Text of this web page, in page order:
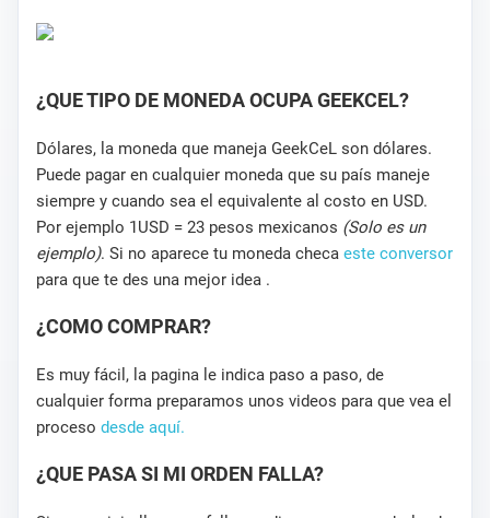
¿QUE TIPO DE MONEDA OCUPA GEEKCEL?
Dólares, la moneda que maneja GeekCeL son dólares.
Puede pagar en cualquier moneda que su país maneje
siempre y cuando sea el equivalente al costo en USD.
Por ejemplo 1USD = 23 pesos mexicanos (Solo es un
ejemplo). Si no aparece tu moneda checa este conversor
para que te des una mejor idea .
¿COMO COMPRAR?
Es muy fácil, la pagina le indica paso a paso, de
cualquier forma preparamos unos videos para que vea el
proceso desde aquí.
¿QUE PASA SI MI ORDEN FALLA?